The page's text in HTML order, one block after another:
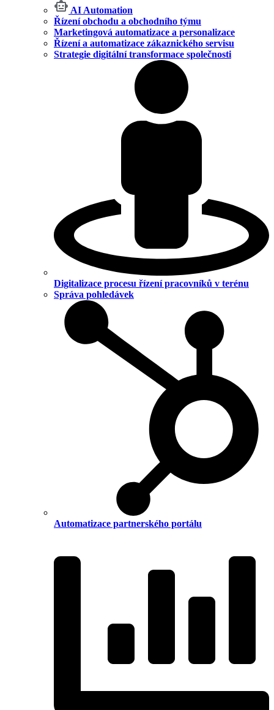
AI Automation
Řízení obchodu a obchodního týmu
Marketingová automatizace a personalizace
Řízení a automatizace zákaznického servisu
Strategie digitální transformace společnosti
Digitalizace procesu řízení pracovníků v terénu
Správa pohledávek
Automatizace partnerského portálu